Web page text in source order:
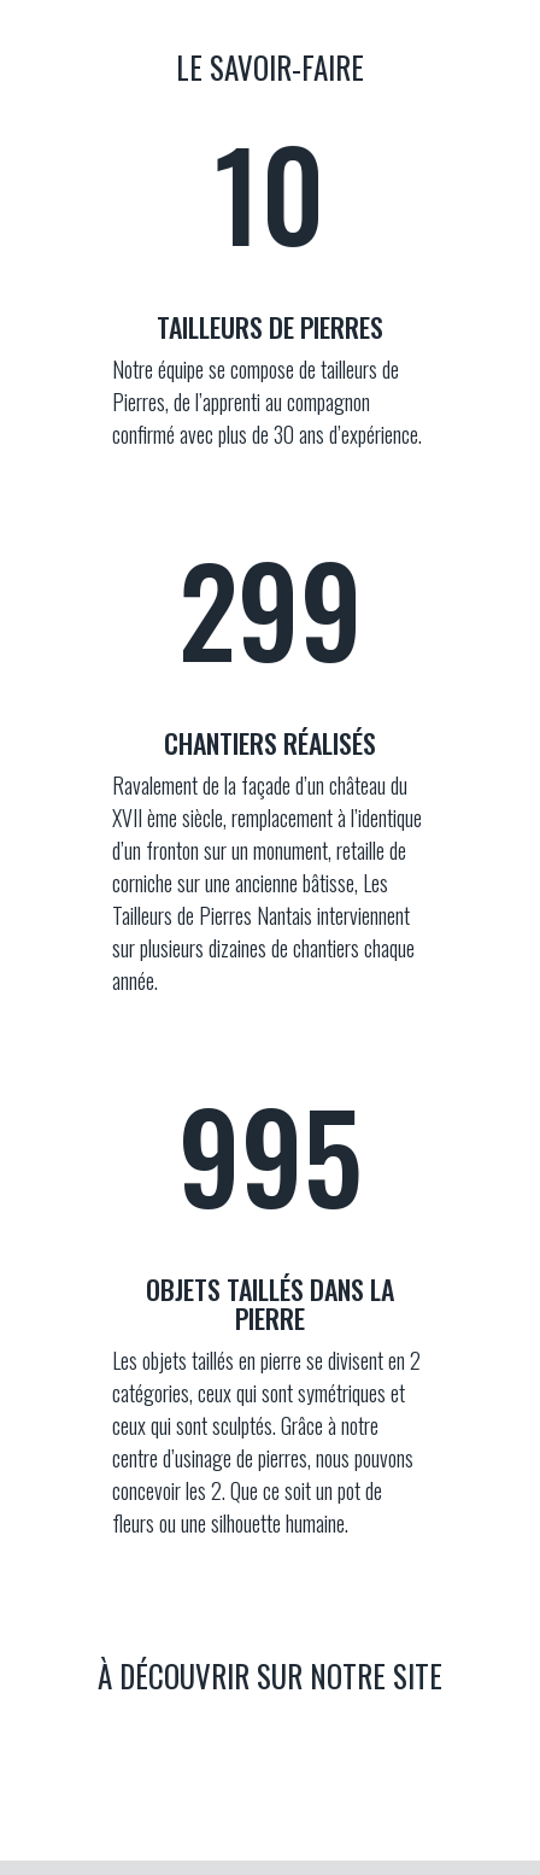
LE SAVOIR-FAIRE
10
TAILLEURS DE PIERRES
Notre équipe se compose de tailleurs de
Pierres, de l’apprenti au compagnon
confirmé avec plus de 30 ans d’expérience.
300
CHANTIERS RÉALISÉS
Ravalement de la façade d’un château du
XVII ème siècle, remplacement à l’identique
d’un fronton sur un monument, retaille de
corniche sur une ancienne bâtisse, Les
Tailleurs de Pierres Nantais interviennent
sur plusieurs dizaines de chantiers chaque
année.
1000
OBJETS TAILLÉS DANS LA
PIERRE
Les objets taillés en pierre se divisent en 2
catégories, ceux qui sont symétriques et
ceux qui sont sculptés. Grâce à notre
centre d’usinage de pierres, nous pouvons
concevoir les 2. Que ce soit un pot de
fleurs ou une silhouette humaine.
À DÉCOUVRIR SUR NOTRE SITE